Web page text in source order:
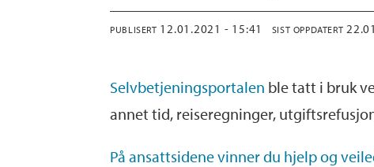
PUBLISERT 12.01.2021 - 15:41 SIST OPPDATERT
Selvbetjeningsportalen ble tatt i bruk
annet tid, reiseregninger,
På ansattsidene vinner du hjelp og